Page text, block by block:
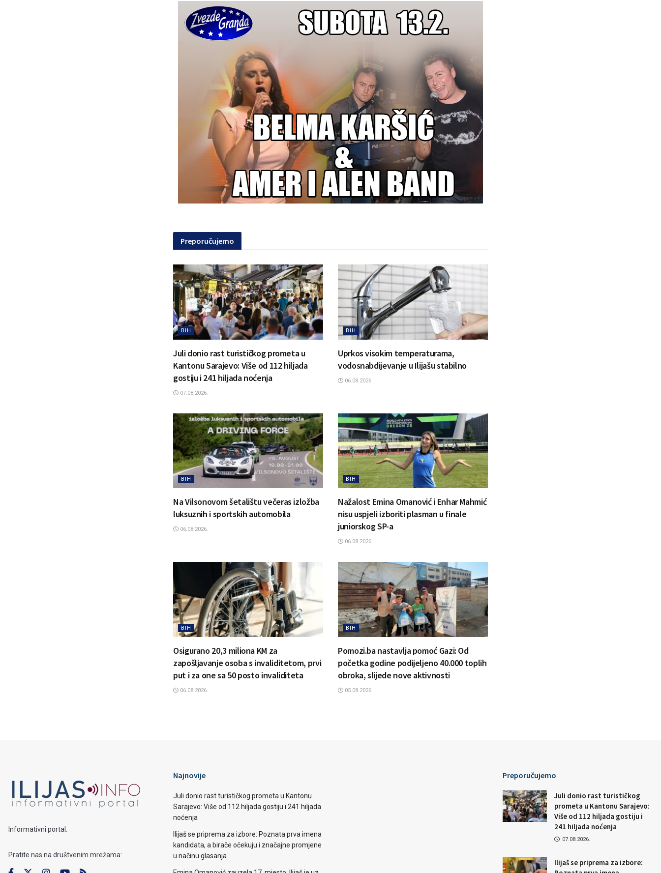
Preporučujemo
BIH
Juli donio rast turističkog prometa u
Kantonu Sarajevo: Više od 112 hiljada
gostiju i 241 hiljada noćenja
07.08.2026.
BIH
Uprkos visokim temperaturama,
vodosnabdijevanje u Ilijašu stabilno
06.08.2026.
BIH
Na Vilsonovom šetalištu večeras izložba
luksuznih i sportskih automobila
06.08.2026.
BIH
Nažalost Emina Omanović i Enhar Mahmić
nisu uspjeli izboriti plasman u finale
juniorskog SP-a
06.08.2026.
BIH
Osigurano 20,3 miliona KM za
zapošljavanje osoba s invaliditetom, prvi
put i za one sa 50 posto invaliditeta
06.08.2026.
BIH
Pomozi.ba nastavlja pomoć Gazi: Od
početka godine podijeljeno 40.000 toplih
obroka, slijede nove aktivnosti
05.08.2026.
Informativni portal.
Pratite nas na društvenim mrežama:
Najnovije
Juli donio rast turističkog prometa u Kantonu
Sarajevo: Više od 112 hiljada gostiju i 241 hiljada
noćenja
Ilijaš se priprema za izbore: Poznata prva imena
kandidata, a birače očekuju i značajne promjene
u načinu glasanja
Preporučujemo
Juli donio rast turističkog
prometa u Kantonu Sarajevo:
Više od 112 hiljada gostiju i
241 hiljada noćenja
07.08.2026.
Ilijaš se priprema za izbore: